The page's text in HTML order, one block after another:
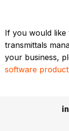
If you would
transmittals
your business,
software